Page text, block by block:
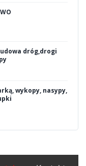
dróg,drogi
wykopy, nasypy,